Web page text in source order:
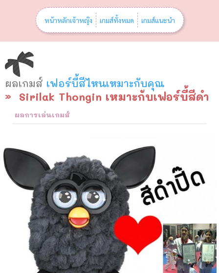
หน้าหลักเจ้าหญิง เกมส์ทั้งหมด เกมส์แนะนำ
ผลเกมส์ เฟอร์บี้สีไหนเหมาะกับคุณ
Sirilak Thongin เหมาะกับเฟอร์บี้สีดำ
ผลการเล่นเกมส์